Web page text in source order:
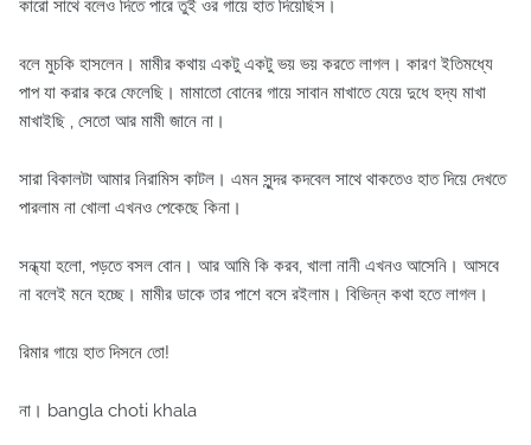
কারো সাথে বলেও দিতে পারে তুই ওর গায়ে হাত দিয়েছিস।
বলে মুচকি হাসলেন। মামীর কথায় একটু একটু ভয় ভয় করতে লাগল। কারণ ইতিমধ্যে
পাপ যা করার করে ফেলেছি। মামাতো বোনের গায়ে সাবান মাখাতে যেয়ে দুধে হদ্য মাখা
মাখাইছি , সেতো আর মামী জানে না।
সারা বিকালটা আমার নিরামিস কাটল। এমন সুন্দর কদবেল সাথে থাকতেও হাত দিয়ে দেখতে
পারলাম না খোলা এখনও পেকেছে কিনা।
সন্ধ্যা হলো, পড়তে বসল বোন। আর আমি কি করব, খালা নানী এখনও আসেনি। আসবে
না বলেই মনে হচ্ছে। মামীর ডাকে তার পাশে বসে রইলাম। বিভিন্ন কথা হতে লাগল।
রিমার গায়ে হাত দিসনে তো!
না। bangla choti khala